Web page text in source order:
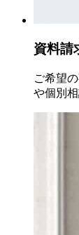
資料請
ご希望
や個別